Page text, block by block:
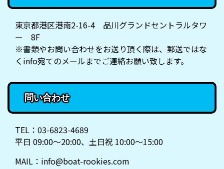
東京都港区港南2-16-4 品川グランドセントラルタワ
ー 8F
※書類やお問い合わせをお送り頂く際は、郵送ではな
くinfo宛てのメールまでご連絡お願い致します。
問い合わせ
TEL：03-6823-4689
平日 09:00～20:00、土日祝 10:00～15:00
MAIL：info@boat-rookies.com